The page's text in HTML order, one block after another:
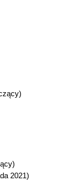
2021)